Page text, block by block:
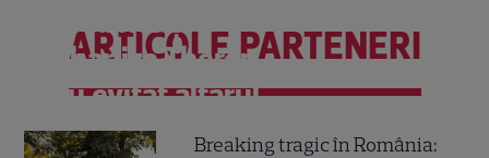
DiCaprio și
Charlize Theron
au evitat altarul
ARTICOLE PARTENERI
Breaking tragic în România: